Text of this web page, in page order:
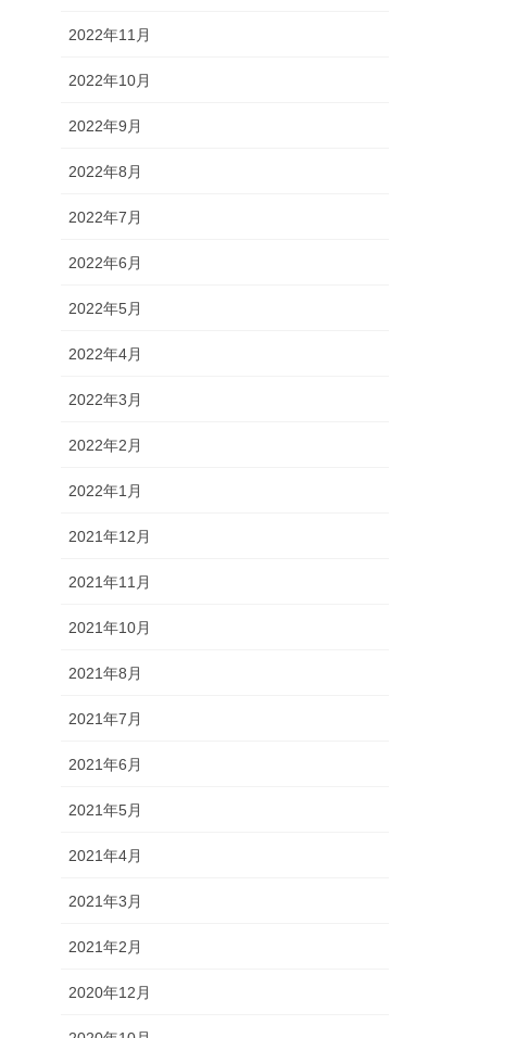
2022年11月
2022年10月
2022年9月
2022年8月
2022年7月
2022年6月
2022年5月
2022年4月
2022年3月
2022年2月
2022年1月
2021年12月
2021年11月
2021年10月
2021年8月
2021年7月
2021年6月
2021年5月
2021年4月
2021年3月
2021年2月
2020年12月